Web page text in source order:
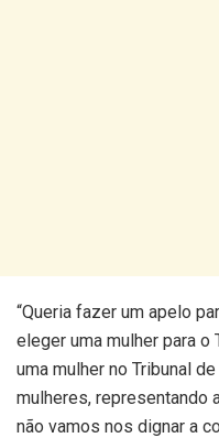
“Queria fazer um apelo
eleger uma mulher para o
uma mulher no Tribunal
mulheres, representando
não vamos nos dignar a